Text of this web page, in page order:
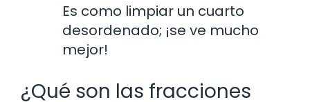
Es como limpiar un cuarto
desordenado; ¡se ve mucho
mejor!
¿Qué son las fracciones